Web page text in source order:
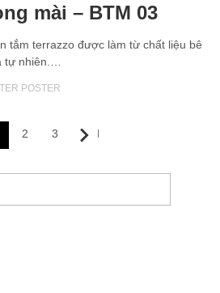
mài – BTM 03
tắm terrazzo được làm từ chất liệu bê
tự nhiên.…
POSTER
2 3 Next